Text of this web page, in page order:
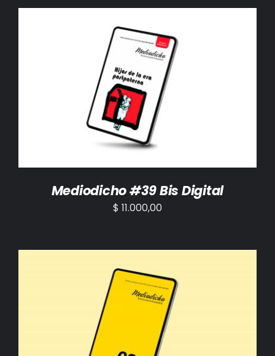
AÑADIR AL CARRITO /
Mediodicho #39 Bis Digital
$ 11.000,00
AÑADIR AL CARRITO /